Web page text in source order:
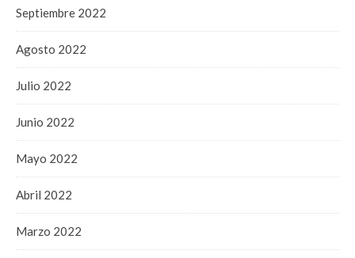
Septiembre 2022
Agosto 2022
Julio 2022
Junio 2022
Mayo 2022
Abril 2022
Marzo 2022